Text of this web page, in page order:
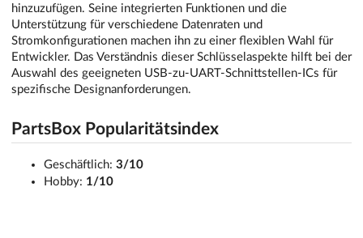
hinzuzufügen. Seine integrierten Funktionen und die
Unterstützung für verschiedene Datenraten und
Stromkonfigurationen machen ihn zu einer flexiblen Wahl für
Entwickler. Das Verständnis dieser Schlüsselaspekte hilft bei der
Auswahl des geeigneten USB-zu-UART-Schnittstellen-ICs für
spezifische Designanforderungen.
PartsBox Popularitätsindex
Geschäftlich: 3/10
Hobby: 1/10